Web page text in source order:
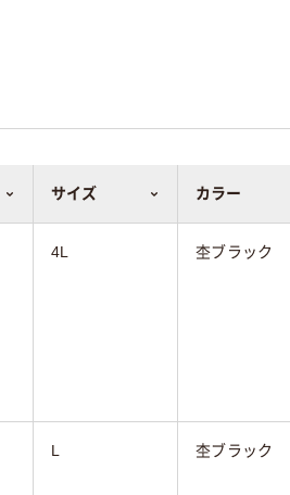
サイズ カラー
4L 杢ブラック
L 杢ブラック